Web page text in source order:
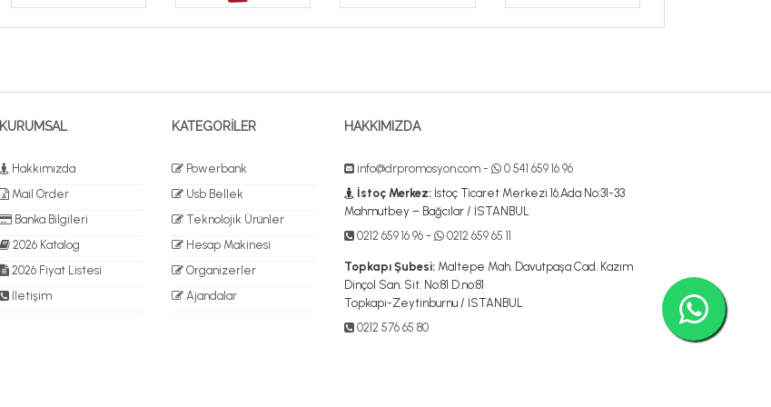
KURUMSAL
Hakkımızda
Mail Order
Banka Bilgileri
2026 Katalog
2026 Fiyat Listesi
İletişim
KATEGORİLER
Powerbank
Usb Bellek
Teknolojik Ürünler
Hesap Makinesi
Organizerler
Ajandalar
HAKKIMIZDA
info@drpromosyon.com -
0 541 659 16 96
İstoç Merkez: İstoç Ticaret Merkezi 16.Ada No:31-33
Mahmutbey – Bağcılar / İSTANBUL
0212 659 16 96 - 0212 659 65 11
Topkapı Şubesi: Maltepe Mah. Davutpaşa Cad. Kazım
Dinçol San. Sit. No:81 D.no:81
Topkapı-Zeytinburnu / İSTANBUL
0212 576 65 80